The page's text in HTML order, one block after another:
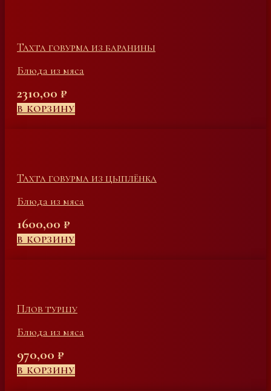
Тахта говурма из баранины
Блюда из мяса
2310,00 ₽
В КОРЗИНУ
Тахта говурма из цыплёнка
Блюда из мяса
1600,00 ₽
В КОРЗИНУ
Плов туршу
Блюда из мяса
970,00 ₽
В КОРЗИНУ